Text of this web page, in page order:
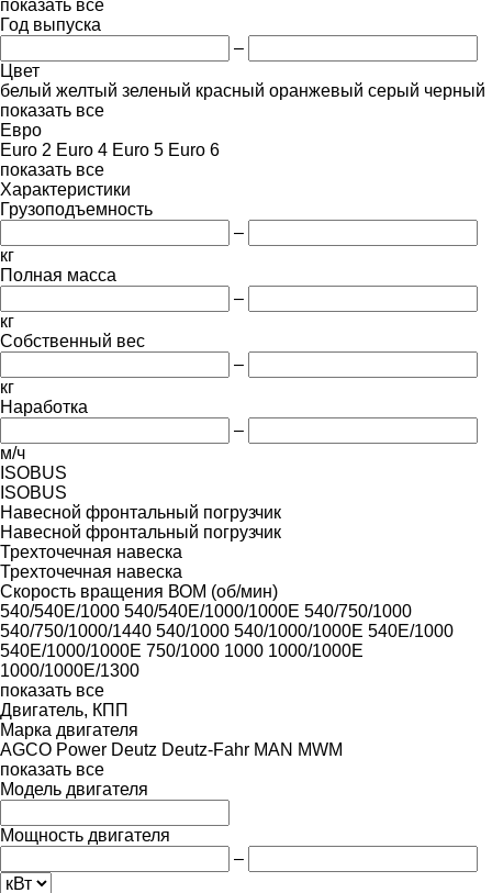
показать все
Год выпуска
–
Цвет
белый желтый зеленый красный оранжевый серый черный
показать все
Евро
Euro 2 Euro 4 Euro 5 Euro 6
показать все
Характеристики
Грузоподъемность
–
кг
Полная масса
–
кг
Собственный вес
–
кг
Наработка
–
м/ч
ISOBUS
ISOBUS
Навесной фронтальный погрузчик
Навесной фронтальный погрузчик
Трехточечная навеска
Трехточечная навеска
Скорость вращения ВОМ (об/мин)
540/540E/1000 540/540E/1000/1000E 540/750/1000
540/750/1000/1440 540/1000 540/1000/1000E 540E/1000
540E/1000/1000E 750/1000 1000 1000/1000E
1000/1000E/1300
показать все
Двигатель, КПП
Марка двигателя
AGCO Power Deutz Deutz-Fahr MAN MWM
показать все
Модель двигателя
Мощность двигателя
–